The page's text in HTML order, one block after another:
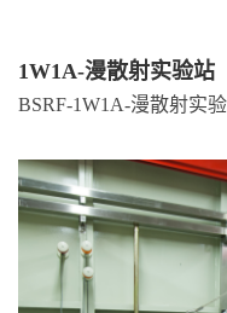
1W1A-漫散射实验站
BSRF-1W1A-漫散射实